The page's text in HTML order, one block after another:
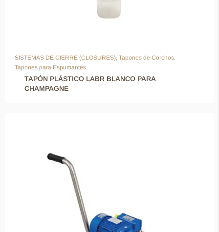
SISTEMAS DE CIERRE (CLOSURES), Tapones de Corchos,
Tapones para Espumantes
TAPÓN PLÁSTICO LABR BLANCO PARA
CHAMPAGNE